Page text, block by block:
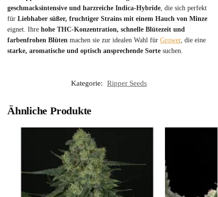
geschmacksintensive und harzreiche Indica-Hybride, die sich perfekt
für Liebhaber süßer, fruchtiger Strains mit einem Hauch von Minze
eignet. Ihre hohe THC-Konzentration, schnelle Blütezeit und
farbenfrohen Blüten machen sie zur idealen Wahl für Grower, die eine
starke, aromatische und optisch ansprechende Sorte suchen.
Kategorie: Ripper Seeds
Ähnliche Produkte